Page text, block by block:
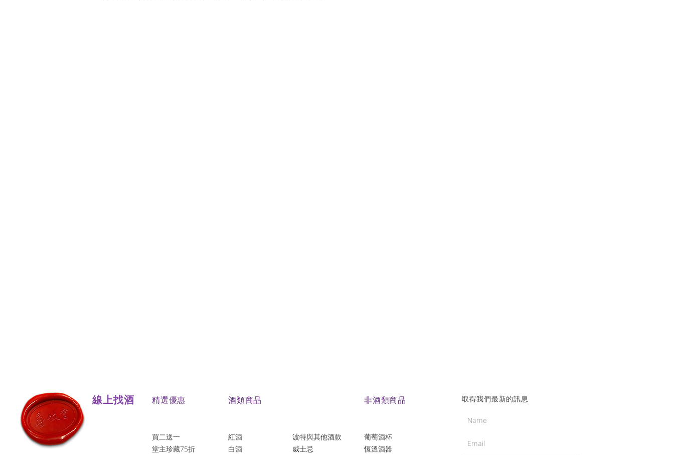
線上找酒 ​精選優惠 酒類商品
買二送一
堂主珍藏75折
紅酒
白酒
波特與其他酒款
威士忌
非酒類商品
葡萄酒杯
恆溫酒器
取得我們最新的訊息